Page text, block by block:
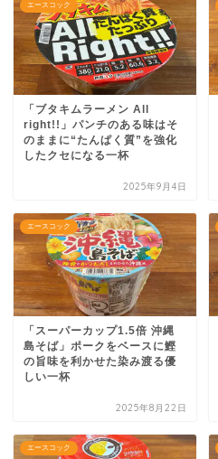
エースコック
「ブタキムラーメン All
right!!」パンチのある味はそ
のままに“たんぱく質”を強化
したクセになる一杯
2025年9月4日
エースコック
「スーパーカップ1.5倍 沖縄
島そば」ポークをベースに鰹
の旨味を利かせた染み渡る優
しい一杯
2025年8月22日
エースコック